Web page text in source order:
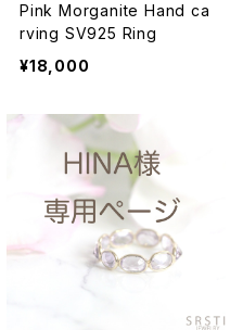
Pink Morganite Hand ca
rving SV925 Ring
¥18,000